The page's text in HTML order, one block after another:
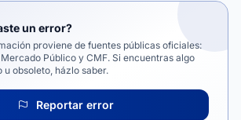
un error?
proviene de fuentes públicas oficiales:
Mercado Público y CMF. Si encuentras algo
obsoleto, házlo saber.
Reportar error